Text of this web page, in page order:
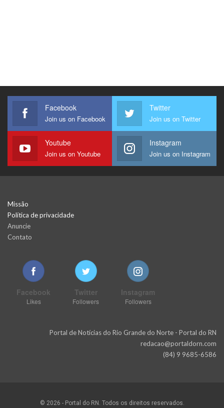
Facebook
Join us on Facebook
Twitter
Join us on Twitter
Youtube
Join us on Youtube
Instagram
Join us on Instagram
Missão
Política de privacidade
Anuncie
Contato
Facebook
Likes
Twitter
Followers
Instagram
Followers
Portal de Notícias do Rio Grande do Norte - Portal do RN
redacao@portaldorn.com
(84) 9 9685-6586
© 2026 - Portal do RN. Todos os direitos reservados.